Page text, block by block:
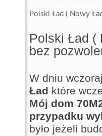
Polski Ład ( Nowy
Polski Ład (
bez
W dniu
Ład które
Mój dom
przypadku
było jeżeli